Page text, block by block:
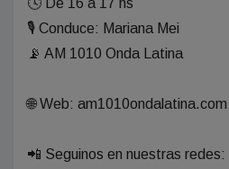
🕓 De 16 a 17 hs
🎙️ Conduce: Mariana Mei
📡 AM 1010 Onda Latina
🌐 Web: am1010ondalatina.com
📲 Seguinos en nuestras redes: